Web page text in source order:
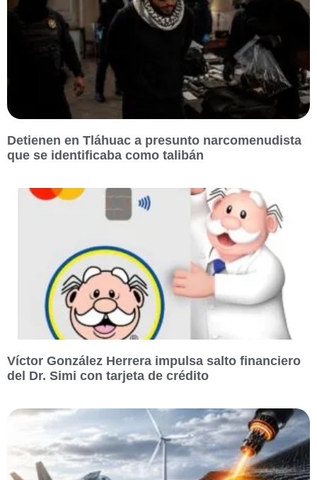
Detienen en Tláhuac a presunto narcomenudista
que se identificaba como talibán
Víctor González Herrera impulsa salto financiero
del Dr. Simi con tarjeta de crédito